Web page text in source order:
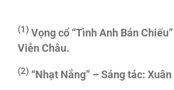
(1) Vọng cổ “Tình Anh Bán
Viễn Châu.
(2) “Nhạt Nắng” – Sáng tác: